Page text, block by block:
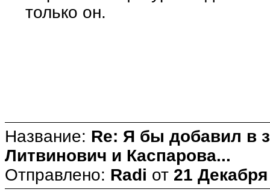
только он.
Название: Re: Я бы добавил в
Литвинович и Каспарова...
Отправлено: Radi от 21